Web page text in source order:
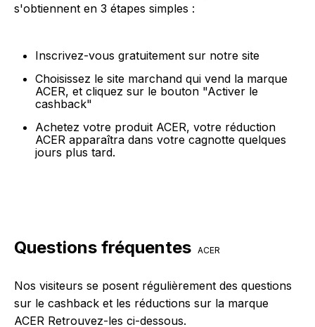
s'obtiennent en 3 étapes simples :
Inscrivez-vous gratuitement sur notre site
Choisissez le site marchand qui vend la marque
ACER, et cliquez sur le bouton "Activer le
cashback"
Achetez votre produit ACER, votre réduction
ACER apparaîtra dans votre cagnotte quelques
jours plus tard.
Questions fréquentes ACER
Nos visiteurs se posent régulièrement des questions
sur le cashback et les réductions sur la marque
ACER Retrouvez-les ci-dessous.